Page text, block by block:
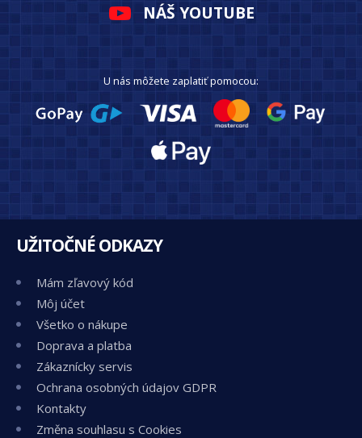
NÁŠ YOUTUBE
U nás môžete zaplatiť pomocou:
UŽITOČNÉ ODKAZY
Mám zľavový kód
Môj účet
Všetko o nákupe
Doprava a platba
Zákaznícky servis
Ochrana osobných údajov GDPR
Kontakty
Změna souhlasu s Cookies